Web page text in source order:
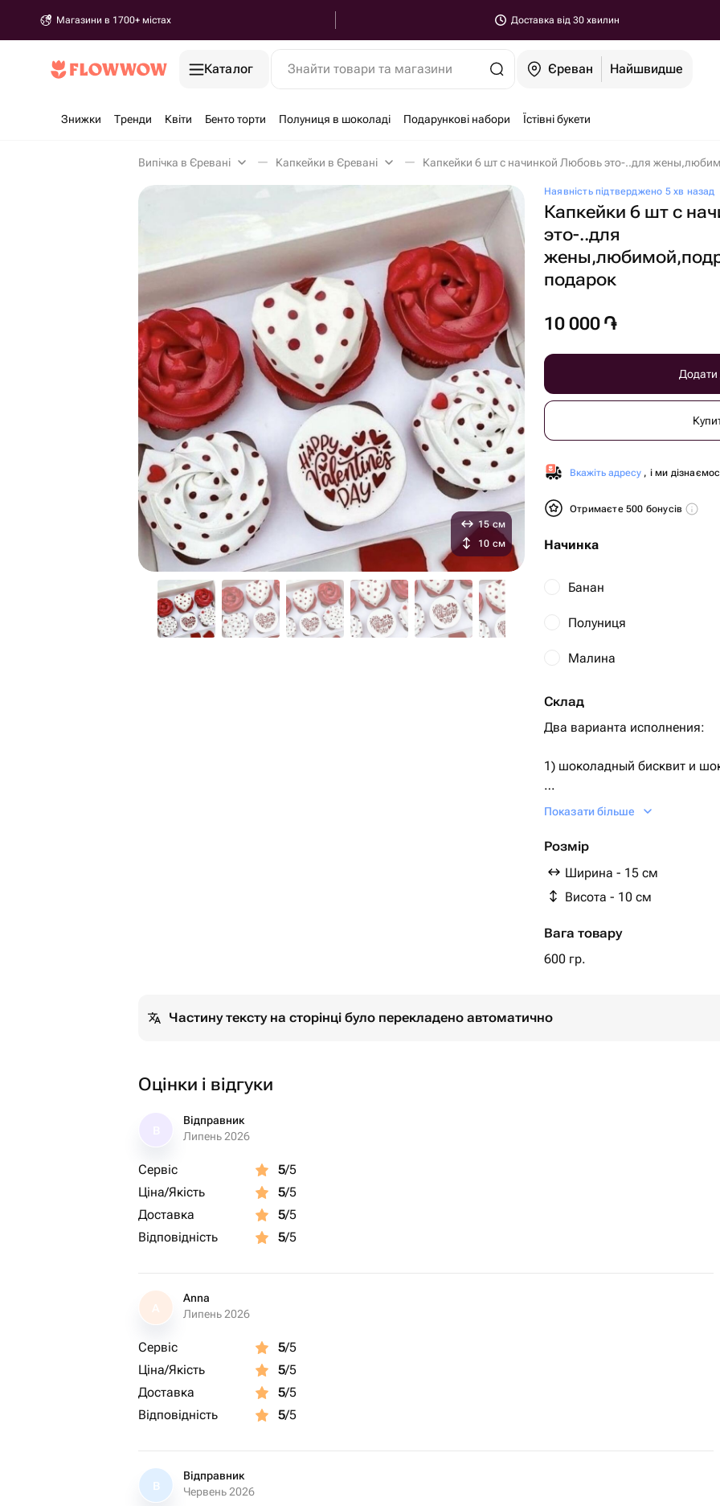
Магазини в 1700+ містах Доставка від 30 хвилин
Каталог Знайти товари та магазини Єреван Найшвидше
Знижки Тренди Квіти Бенто торти Полуниця в шоколаді Подарункові набори Їстівні букети
Випічка в Єревані Капкейки в Єревані Капкейки 6 шт с начинкой Любовь это-..для
Наявність підтверджено 5 хв назад
Капкейки 6 шт с
это-️..для
подарок
10 000 ֏
Вкажіть адресу , і ми
Отримаєте 500 бонусів
Начинка
Банан
Полуниця
Малина
Склад
Два варианта исполнения:
1) шоколадный бисквит и
2) ванильный бисквит,
По умолчанию поставляется
Необходимый Вариант
заказе, либо сообщением.
Дизайн также можно
Показати більше
Розмір
Ширина - 15 см
Висота - 10 см
Вага товару
600 гр.
15 см
10 см
Частину тексту на сторінці було перекладено автоматично
Оцінки і відгуки
Відправник
Липень 2026
Сервіс 5/5
Ціна/Якість
5/5
Доставка
5/5
Відповідність
5/5
A
Anna
Липень 2026
Сервіс 5/5
Ціна/Якість
5/5
Доставка
5/5
Відповідність
5/5
В
Відправник
Червень 2026